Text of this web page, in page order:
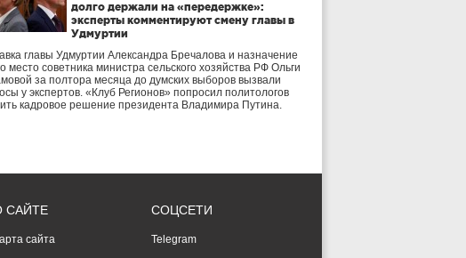
долго держали на «передержке»:
эксперты комментируют смену главы в
Удмуртии
главы Удмуртии Александра Бречалова и назначение
место советника министра сельского хозяйства РФ Ольги
за полтора месяца до думских выборов вызвали
у экспертов. «Клуб Регионов» попросил политологов
кадровое решение президента Владимира Путина.
САЙТЕ
сайта
СОЦСЕТИ
Telegram